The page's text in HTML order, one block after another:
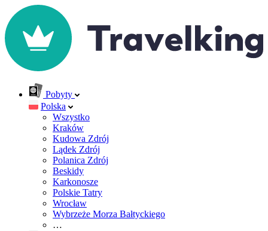
Pobyty
Polska
Wszystko
Kraków
Kudowa Zdrój
Lądek Zdrój
Polanica Zdrój
Beskidy
Karkonosze
Polskie Tatry
Wrocław
Wybrzeże Morza Bałtyckiego
…